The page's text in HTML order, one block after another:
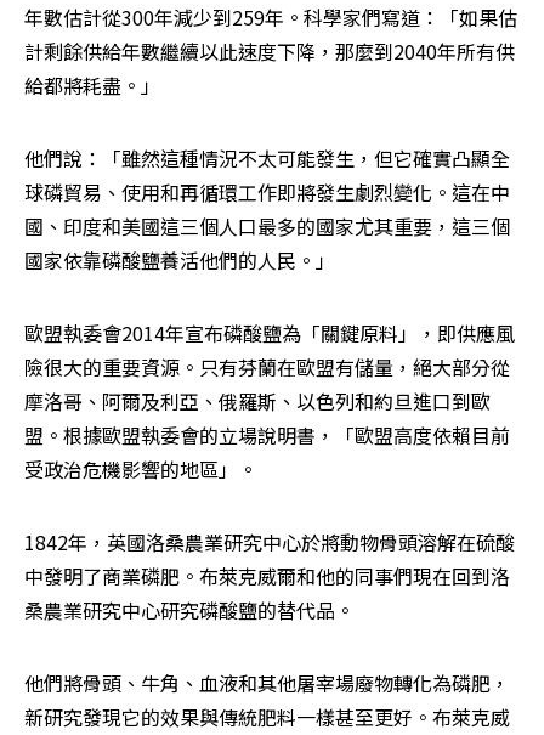
年數估計從300年減少到259年。科學家們寫道：「如果估
計剩餘供給年數繼續以此速度下降，那麼到2040年所有供
給都將耗盡。」
他們說：「雖然這種情況不太可能發生，但它確實凸顯全
球磷貿易、使用和再循環工作即將發生劇烈變化。這在中
國、印度和美國這三個人口最多的國家尤其重要，這三個
國家依靠磷酸鹽養活他們的人民。」
歐盟執委會2014年宣布磷酸鹽為「關鍵原料」，即供應風
險很大的重要資源。只有芬蘭在歐盟有儲量，絕大部分從
摩洛哥、阿爾及利亞、俄羅斯、以色列和約旦進口到歐
盟。根據歐盟執委會的立場說明書，「歐盟高度依賴目前
受政治危機影響的地區」。
1842年，英國洛桑農業研究中心於將動物骨頭溶解在硫酸
中發明了商業磷肥。布萊克威爾和他的同事們現在回到洛
桑農業研究中心研究磷酸鹽的替代品。
他們將骨頭、牛角、血液和其他屠宰場廢物轉化為磷肥，
新研究發現它的效果與傳統肥料一樣甚至更好。布萊克威